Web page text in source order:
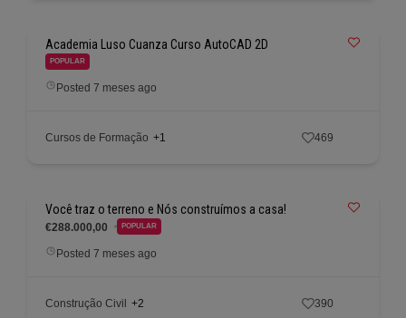
Academia Luso Cuanza Curso AutoCAD 2D
POPULAR
Posted 7 meses ago
Cursos de Formação +1 469
Você traz o terreno e Nós construímos a casa!
€288.000,00 POPULAR
Posted 7 meses ago
Construção Civil +2 390